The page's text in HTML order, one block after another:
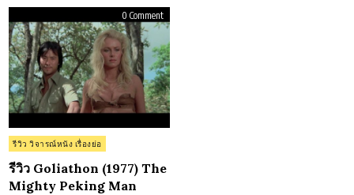
0 Commenton
รีวิว
(1977)
The
Mighty
Peking
Man
Posted
in
รีวิว วิจารณ์หนัง เรื่องย่อ
รีวิว Goliathon (1977) The
Mighty Peking Man